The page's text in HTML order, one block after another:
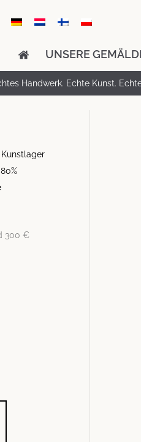
UNSERE
Handwerk. Echte Kunst.
Kunstlager
300 €